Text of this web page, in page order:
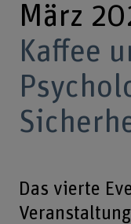
März
Kaffee
Das vierte